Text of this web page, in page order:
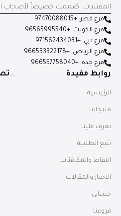
المقتنيات، صُممت خصيصاً لأصحاب
فرع قطر: +97470088015
فرع الكويت: +96565995540
فرع دبي: +971562434031
فرع الرياض: +966533322178
فرع جده: +966557758040
روابط مفيدة
الرئيسية
منتجاتنا
تعرف علينا
تتبع الطلبية
النقاط والمكافئات
الاخبار والمقالات
حسابي
فروعنا